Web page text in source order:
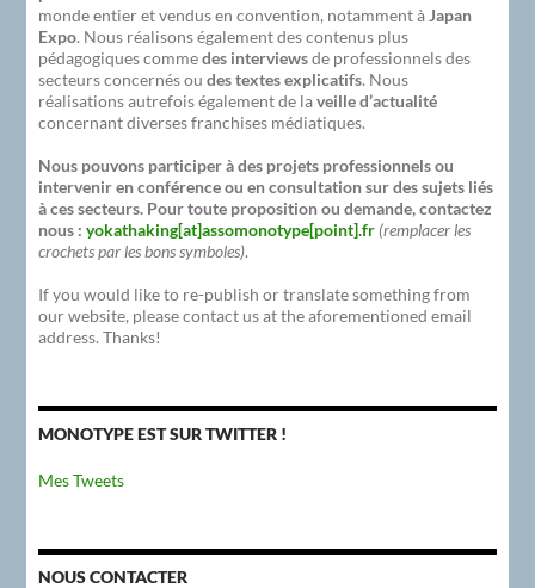
monde entier et vendus en convention, notamment à Japan
Expo. Nous réalisons également des contenus plus
pédagogiques commedes interviewsde professionnels des
secteurs concernés oudes textes explicatifs. Nous
réalisations autrefois également de laveille d’actualité
concernant diverses franchises médiatiques.
Nous pouvons participer à des projets professionnels ou
intervenir en conférence ou en consultation sur des sujets liés
à ces secteurs. Pour toute proposition ou demande, contactez
nous :yokathaking[at]assomonotype[point].fr (remplacer les
crochets par les bons symboles).
If you would like to re-publish or translate something from
our website, please contact us at the aforementioned email
address. Thanks!
MONOTYPE EST SUR TWITTER !
Mes Tweets
NOUS CONTACTER